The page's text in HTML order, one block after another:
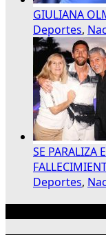
GIULIANA
Deportes,
SE PARALIZA
Deportes,